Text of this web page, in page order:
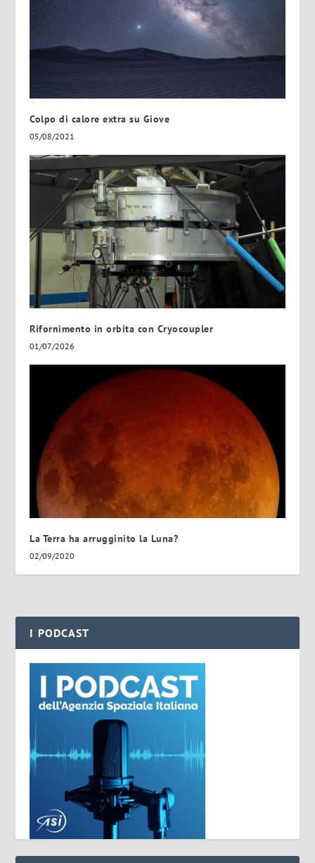
Colpo di calore extra su Giove
05/08/2021
Rifornimento in orbita con Cryocoupler
01/07/2026
La Terra ha arrugginito la Luna?
02/09/2020
I PODCAST